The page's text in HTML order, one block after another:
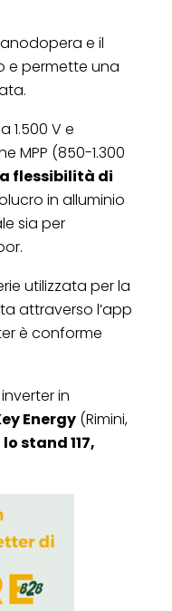
e il
e permette una
1.500 V e
MPP (850-1.300
flessibilità di
in alluminio
sia per
utilizzata per la
attraverso l’app
è conforme
in
Energy (Rimini,
lo stand 117,